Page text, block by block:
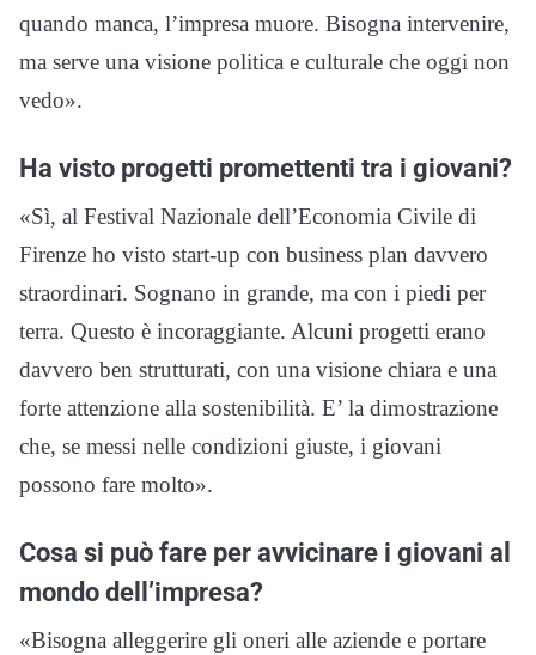
quando manca, l’impresa muore. Bisogna intervenire,
ma serve una visione politica e culturale che oggi non
vedo».
Ha visto progetti promettenti tra i giovani?
«Sì, al Festival Nazionale dell’Economia Civile di
Firenze ho visto start-up con business plan davvero
straordinari. Sognano in grande, ma con i piedi per
terra. Questo è incoraggiante. Alcuni progetti erano
davvero ben strutturati, con una visione chiara e una
forte attenzione alla sostenibilità. E’ la dimostrazione
che, se messi nelle condizioni giuste, i giovani
possono fare molto».
Cosa si può fare per avvicinare i giovani al
mondo dell’impresa?
«Bisogna alleggerire gli oneri alle aziende e portare